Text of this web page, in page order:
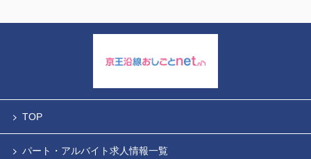
TOP
パート・アルバイト求人情報一覧